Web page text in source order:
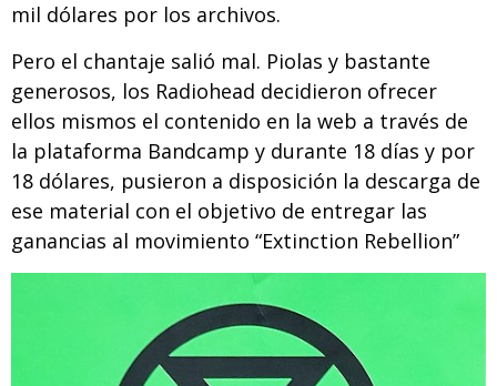
mil dólares por los archivos.
Pero el chantaje salió mal. Piolas y bastante
generosos, los Radiohead decidieron ofrecer
ellos mismos el contenido en la web a través de
la plataforma Bandcamp y durante 18 días y por
18 dólares, pusieron a disposición la descarga de
ese material con el objetivo de entregar las
ganancias al movimiento “Extinction Rebellion”